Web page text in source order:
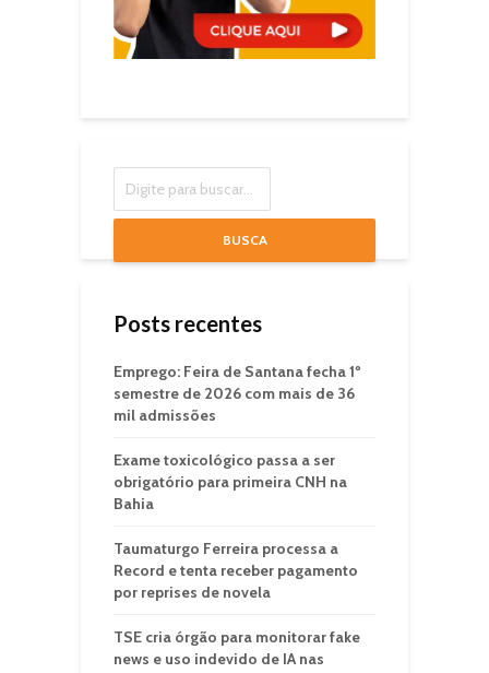
BUSCA
Posts recentes
Emprego: Feira de Santana fecha 1º
semestre de 2026 com mais de 36
mil admissões
Exame toxicológico passa a ser
obrigatório para primeira CNH na
Bahia
Taumaturgo Ferreira processa a
Record e tenta receber pagamento
por reprises de novela
TSE cria órgão para monitorar fake
news e uso indevido de IA nas